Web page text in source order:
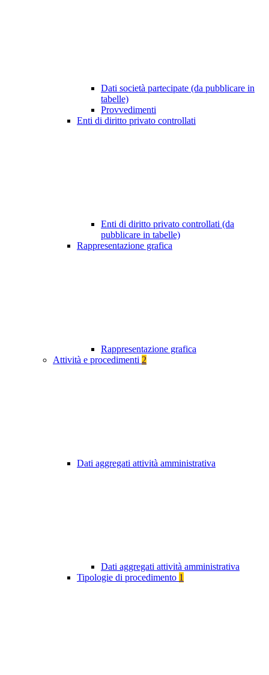
Dati società partecipate (da pubblicare in
tabelle)
Provvedimenti
Enti di diritto privato controllati
Enti di diritto privato controllati (da
pubblicare in tabelle)
Rappresentazione grafica
Rappresentazione grafica
Attività e procedimenti 2
Dati aggregati attività amministrativa
Dati aggregati attività amministrativa
Tipologie di procedimento 1